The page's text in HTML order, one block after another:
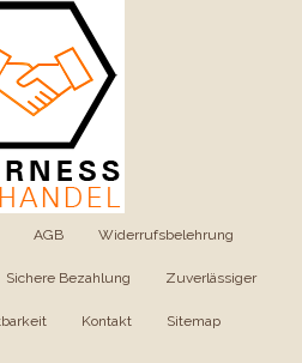
AGB Widerrufsbelehrung
Sichere Bezahlung Zuverlässiger
Kontakt Sitemap